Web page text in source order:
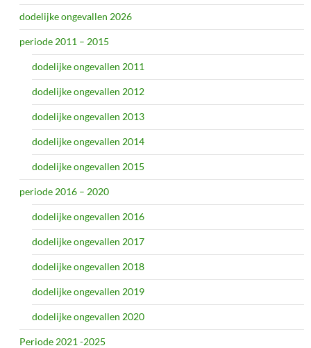
dodelijke ongevallen 2026
periode 2011 – 2015
dodelijke ongevallen 2011
dodelijke ongevallen 2012
dodelijke ongevallen 2013
dodelijke ongevallen 2014
dodelijke ongevallen 2015
periode 2016 – 2020
dodelijke ongevallen 2016
dodelijke ongevallen 2017
dodelijke ongevallen 2018
dodelijke ongevallen 2019
dodelijke ongevallen 2020
Periode 2021 -2025